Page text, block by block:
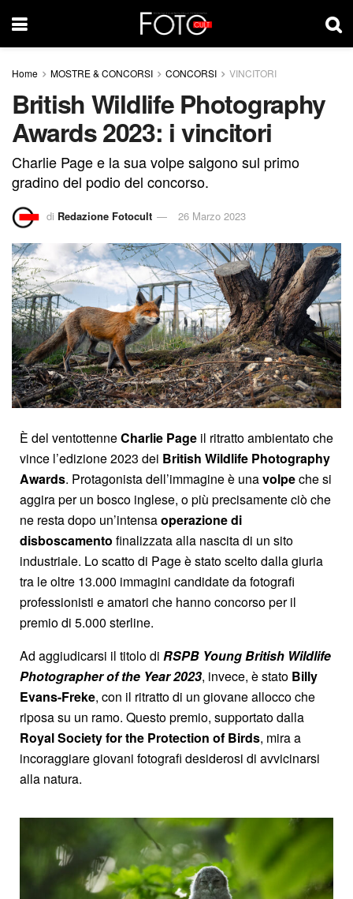
Home MOSTRE & CONCORSI CONCORSI VINCITORI
British Wildlife Photography
Awards 2023: i vincitori
Charlie Page e la sua volpe salgono sul primo
gradino del podio del concorso.
di Redazione Fotocult 26 Marzo 2023
È del ventottenneCharlie Page il ritratto ambientato che
vince l’edizione 2023 dei British Wildlife Photography
Awards. Protagonista dell’immagine è unavolpeche si
aggira per un bosco inglese, o più precisamente ciò che
ne resta dopo un’intensaoperazione di
disboscamento finalizzata alla nascita di un sito
industriale. Lo scatto di Page è stato scelto dalla giuria
tra le oltre 13.000 immagini candidate da fotografi
professionisti e amatori che hanno concorso per il
premio di 5.000 sterline.
Ad aggiudicarsi il titolo di RSPB Young British Wildlife
Photographer of the Year 2023, invece, è stato Billy
Evans-Freke, con il ritratto di un giovane allocco che
riposa su un ramo. Questo premio, supportato dalla
Royal Society for the Protection of Birds, mira a
incoraggiare giovani fotografi desiderosi di avvicinarsi
alla natura.